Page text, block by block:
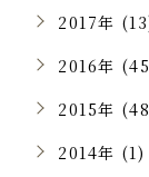
2017年
2016年
2015年
2014年 (1)